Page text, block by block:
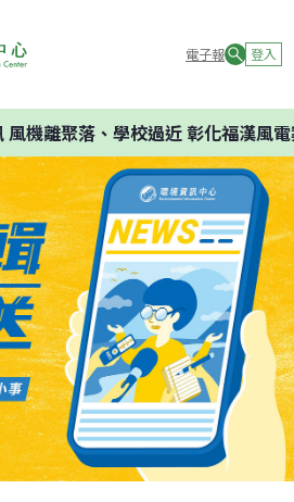
電子報 登入
機離聚落、學校過近 彰化福漢風電